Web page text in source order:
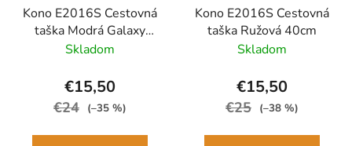
Kono E2016S Cestovná
taška Modrá Galaxy
blue 40cm
Skladom
€15,50
€24 (–35 %)
Kono E2016S Cestovná
taška Ružová 40cm
Skladom
€15,50
€25 (–38 %)